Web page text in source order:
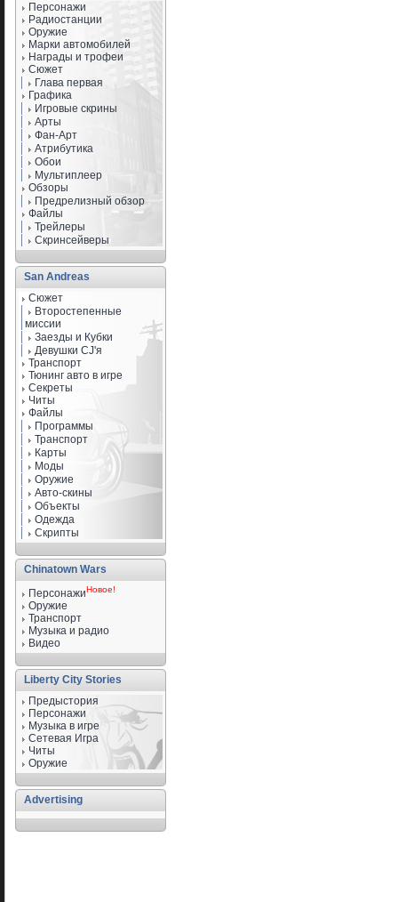
Персонажи
Радиостанции
Оружие
Марки автомобилей
Награды и трофеи
Сюжет
Глава первая
Графика
Игровые скрины
Арты
Фан-Арт
Атрибутика
Обои
Мультиплеер
Обзоры
Предрелизный обзор
Файлы
Трейлеры
Скринсейверы
San Andreas
Сюжет
Второстепенные
миссии
Заезды и Кубки
Девушки CJ'я
Транспорт
Тюнинг авто в игре
Секреты
Читы
Файлы
Программы
Транспорт
Карты
Моды
Оружие
Авто-скины
Объекты
Одежда
Скрипты
Chinatown Wars
ПерсонажиНовое!
Оружие
Транспорт
Музыка и радио
Видео
Liberty City Stories
Предыстория
Персонажи
Музыка в игре
Сетевая Игра
Читы
Оружие
Advertising